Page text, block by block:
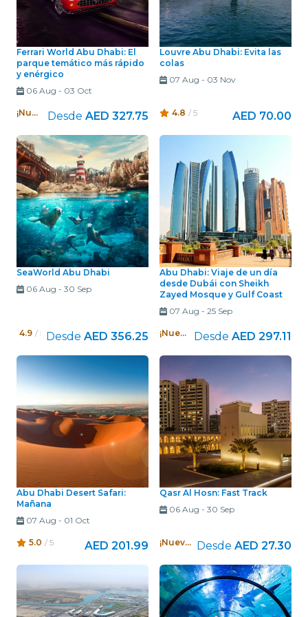
Ferrari World Abu Dhabi: El
parque temático más rápido
y enérgico
06 Aug - 03 Oct
¡Nuevo! Desde AED 327.75
Louvre Abu Dhabi: Evita las
colas
07 Aug - 03 Nov
4.8 / 5 AED 70.00
SeaWorld Abu Dhabi
06 Aug - 30 Sep
4.9 / 5 Desde AED 356.25
Abu Dhabi: Viaje de un día
desde Dubái con Sheikh
Zayed Mosque y Gulf Coast
07 Aug - 25 Sep
¡Nuevo! Desde AED 297.11
Abu Dhabi Desert Safari:
Mañana
07 Aug - 01 Oct
5.0 / 5 AED 201.99
Qasr Al Hosn: Fast Track
06 Aug - 30 Sep
¡Nuevo! Desde AED 27.30